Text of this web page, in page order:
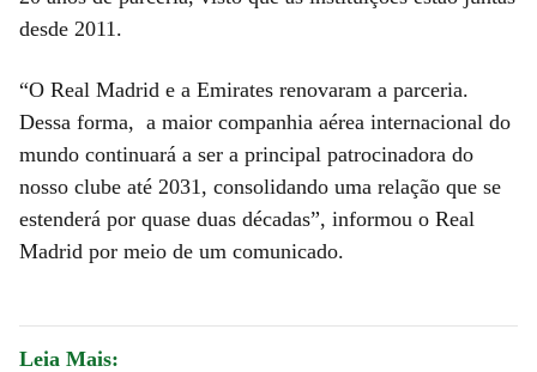
desde 2011.
“O Real Madrid e a Emirates renovaram a parceria.
Dessa forma, a maior companhia aérea internacional do
mundo continuará a ser a principal patrocinadora do
nosso clube até 2031, consolidando uma relação que se
estenderá por quase duas décadas”, informou o Real
Madrid por meio de um comunicado.
Leia Mais: